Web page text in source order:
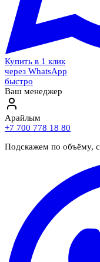
Купить в 1 клик
через WhatsApp
быстро
Ваш менеджер
Арайлым
+7 700 778 18 80
Подскажем по объёму,